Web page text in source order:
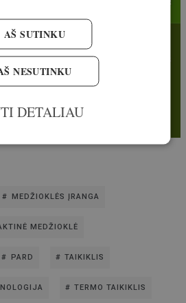
MEDŽIOKLĖS ĮRANGA
MEDŽIOKLĖ
PARD TAIKIKLIS
TERMO TAIKIKLIS
AŠ SUTINKU
NESUTINKU
DETALIAU